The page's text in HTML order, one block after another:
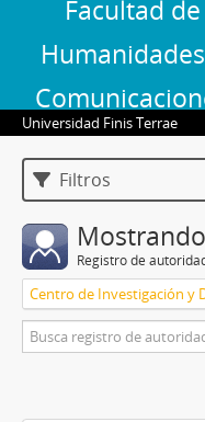
Facultad de
Universidad Finis Terrae
Filtros
Registro de